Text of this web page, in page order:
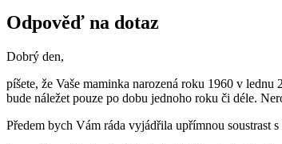
Odpověď na dotaz
Dobrý den,
píšete, že Vaše maminka narozená roku 1960 v
bude náležet pouze po dobu jednoho roku či déle.
Předem bych Vám ráda vyjádřila upřímnou soustrast